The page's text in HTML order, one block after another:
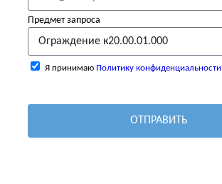
Предмет запроса
Я принимаю Политику конфиденциальности
ОТПРАВИТЬ